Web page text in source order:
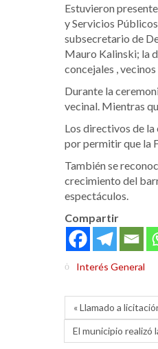
Estuvieron
y Servicios
subsecretario de
Mauro Kalinski; la
concejales ,
Durante la
vecinal. Mientras
Los directivos de
por permitir que la
También se
crecimiento del
espectáculos.
Compartir
Interés General
« Llamado a
El municipio realizó